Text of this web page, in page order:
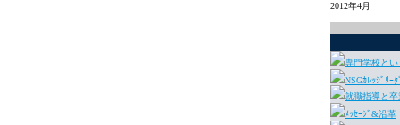
2012年4月
専門学校と
NSGｶﾚｯｼﾞﾘｰ
就職指導と卒
ﾒｯｾｰｼﾞ&沿革